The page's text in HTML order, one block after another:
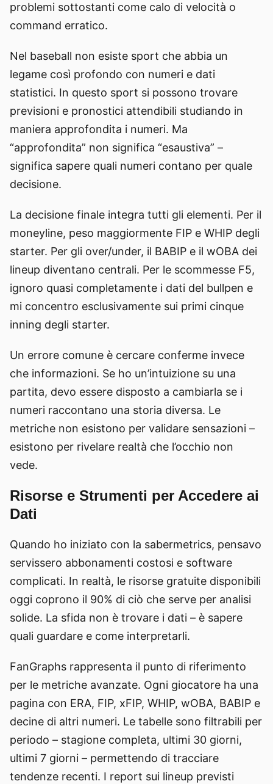
problemi sottostanti come calo di velocità o
command erratico.
Nel baseball non esiste sport che abbia un
legame così profondo con numeri e dati
statistici. In questo sport si possono trovare
previsioni e pronostici attendibili studiando in
maniera approfondita i numeri. Ma
“approfondita” non significa “esaustiva” –
significa sapere quali numeri contano per quale
decisione.
La decisione finale integra tutti gli elementi. Per il
moneyline, peso maggiormente FIP e WHIP degli
starter. Per gli over/under, il BABIP e il wOBA dei
lineup diventano centrali. Per le scommesse F5,
ignoro quasi completamente i dati del bullpen e
mi concentro esclusivamente sui primi cinque
inning degli starter.
Un errore comune è cercare conferme invece
che informazioni. Se ho un’intuizione su una
partita, devo essere disposto a cambiarla se i
numeri raccontano una storia diversa. Le
metriche non esistono per validare sensazioni –
esistono per rivelare realtà che l’occhio non
vede.
Risorse e Strumenti per Accedere ai
Dati
Quando ho iniziato con la sabermetrics, pensavo
servissero abbonamenti costosi e software
complicati. In realtà, le risorse gratuite disponibili
oggi coprono il 90% di ciò che serve per analisi
solide. La sfida non è trovare i dati – è sapere
quali guardare e come interpretarli.
FanGraphs rappresenta il punto di riferimento
per le metriche avanzate. Ogni giocatore ha una
pagina con ERA, FIP, xFIP, WHIP, wOBA, BABIP e
decine di altri numeri. Le tabelle sono filtrabili per
periodo – stagione completa, ultimi 30 giorni,
ultimi 7 giorni – permettendo di tracciare
tendenze recenti. I report sui lineup previsti